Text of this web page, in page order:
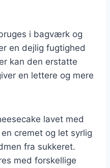
i bagværk og
en dejlig fugtighed
kan den erstatte
en lettere og mere
lavet med
cremet og let syrlig
fra sukkeret.
med forskellige